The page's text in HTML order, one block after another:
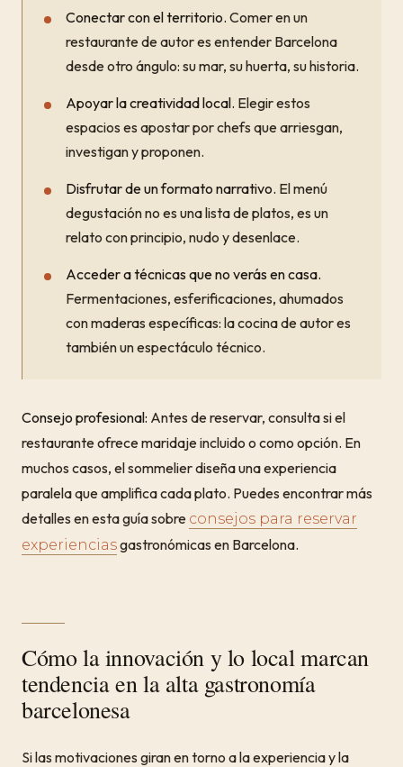
Conectar con el territorio. Comer en un
restaurante de autor es entender Barcelona
desde otro ángulo: su mar, su huerta, su historia.
Apoyar la creatividad local. Elegir estos
espacios es apostar por chefs que arriesgan,
investigan y proponen.
Disfrutar de un formato narrativo. El menú
degustación no es una lista de platos, es un
relato con principio, nudo y desenlace.
Acceder a técnicas que no verás en casa.
Fermentaciones, esferificaciones, ahumados
con maderas específicas: la cocina de autor es
también un espectáculo técnico.
Consejo profesional: Antes de reservar, consulta si el
restaurante ofrece maridaje incluido o como opción. En
muchos casos, el sommelier diseña una experiencia
paralela que amplifica cada plato. Puedes encontrar más
detalles en esta guía sobre consejos para reservar
experienciasgastronómicas en Barcelona.
Cómo la innovación y lo local marcan
tendencia en la alta gastronomía
barcelonesa
Si las motivaciones giran en torno a la experiencia y la